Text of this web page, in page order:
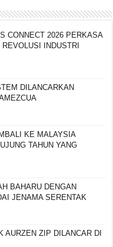
CONNECT 2026 PERKASA
INDUSTRI
DILANCARKAN
KE MALAYSIA
TAHUN YANG
BAHARU DENGAN
JENAMA SERENTAK
AURZEN ZIP DILANCAR DI